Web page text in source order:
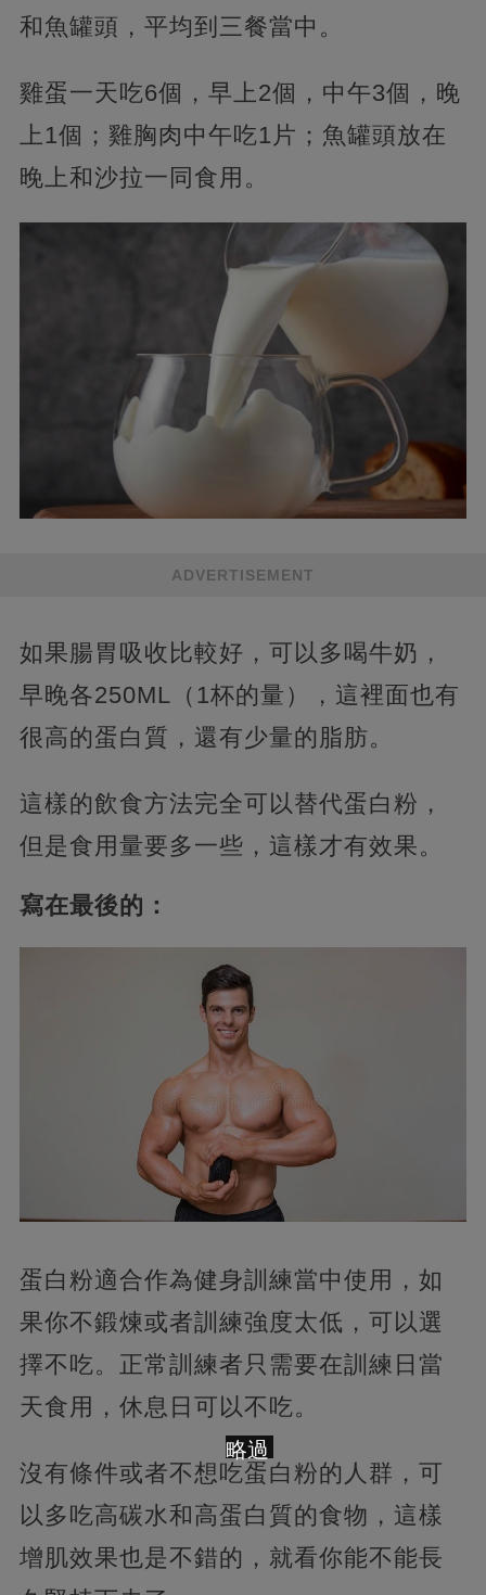
和魚罐頭，平均到三餐當中。
雞蛋一天吃6個，早上2個，中午3個，晚
上1個；雞胸肉中午吃1片；魚罐頭放在
晚上和沙拉一同食用。
ADVERTISEMENT
如果腸胃吸收比較好，可以多喝牛奶，
早晚各250ML（1杯的量），這裡面也有
很高的蛋白質，還有少量的脂肪。
這樣的飲食方法完全可以替代蛋白粉，
但是食用量要多一些，這樣才有效果。
寫在最後的：
蛋白粉適合作為健身訓練當中使用，如
果你不鍛煉或者訓練強度太低，可以選
擇不吃。正常訓練者只需要在訓練日當
天食用，休息日可以不吃。
沒有條件或者不想吃蛋白粉的人群，可
以多吃高碳水和高蛋白質的食物，這樣
增肌效果也是不錯的，就看你能不能長
略過